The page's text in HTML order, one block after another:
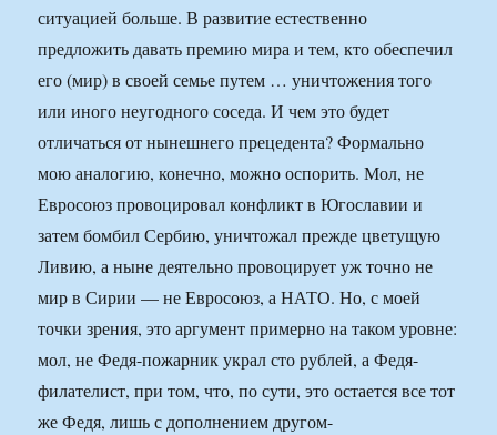
ситуацией больше. В развитие естественно
предложить давать премию мира и тем, кто обеспечил
его (мир) в своей семье путем … уничтожения того
или иного неугодного соседа. И чем это будет
отличаться от нынешнего прецедента? Формально
мою аналогию, конечно, можно оспорить. Мол, не
Евросоюз провоцировал конфликт в Югославии и
затем бомбил Сербию, уничтожал прежде цветущую
Ливию, а ныне деятельно провоцирует уж точно не
мир в Сирии — не Евросоюз, а НАТО. Но, с моей
точки зрения, это аргумент примерно на таком уровне:
мол, не Федя-пожарник украл сто рублей, а Федя-
филателист, при том, что, по сути, это остается все тот
же Федя, лишь с дополнением другом-